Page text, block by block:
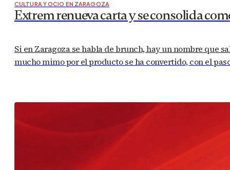
CULTURA Y OCIO EN ZARAGOZA
Extrem renueva carta y se consolida
Si en Zaragoza se habla de brunch, hay un nombre que
mucho mimo por el producto se ha convertido, con el